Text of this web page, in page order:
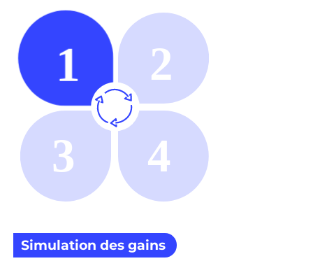
Simulation des gains